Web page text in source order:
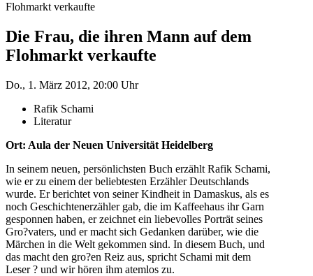
Flohmarkt verkaufte
Die Frau, die ihren Mann auf dem
Flohmarkt verkaufte
Do., 1. März 2012, 20:00 Uhr
Rafik Schami
Literatur
Ort: Aula der Neuen Universität Heidelberg
In seinem neuen, persönlichsten Buch erzählt Rafik Schami,
wie er zu einem der beliebtesten Erzähler Deutschlands
wurde. Er berichtet von seiner Kindheit in Damaskus, als es
noch Geschichtenerzähler gab, die im Kaffeehaus ihr Garn
gesponnen haben, er zeichnet ein liebevolles Porträt seines
Gro?vaters, und er macht sich Gedanken darüber, wie die
Märchen in die Welt gekommen sind. In diesem Buch, und
das macht den gro?en Reiz aus, spricht Schami mit dem
Leser ? und wir hören ihm atemlos zu.